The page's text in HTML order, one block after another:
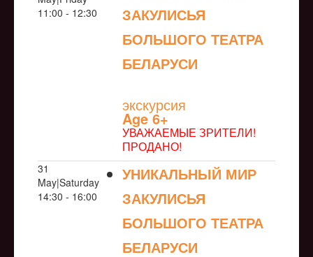
11:00 - 12:30
ЗАКУЛИСЬЯ
БОЛЬШОГО ТЕАТРА
БЕЛАРУСИ
экскурсия
Age 6+
УВАЖАЕМЫЕ ЗРИТЕЛИ!
ПРОДАНО!
31
May|Saturday
14:30 - 16:00
УНИКАЛЬНЫЙ МИР
ЗАКУЛИСЬЯ
БОЛЬШОГО ТЕАТРА
БЕЛАРУСИ